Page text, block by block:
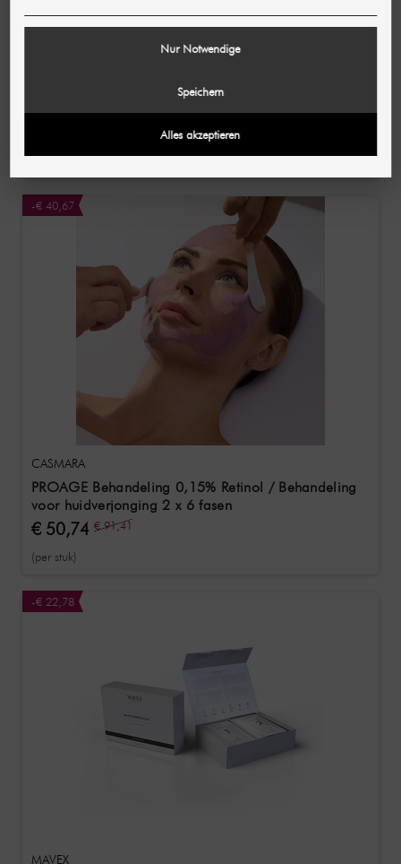
Gouden Eeuw Limited Edition Agueda's Secret /
Verjongende Gezichtsverzorgingsset 3 stuks
(per stuk)
-€ 40,67
CASMARA
PROAGE Behandeling 0,15% Retinol / Behandeling
voor huidverjonging 2 x 6 fasen
€ 50,74 € 91,41
(per stuk)
-€ 22,78
MAVEX
Nur Notwendige
Speichern
Alles akzeptieren